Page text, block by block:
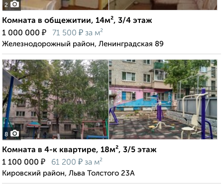
2
Комната в общежитии, 14м², 3/4 этаж
1 000 000 ₽ 71 500 ₽ за м²
Железнодорожный район, Ленинградская 89
8
Комната в 4-к квартире, 18м², 3/5 этаж
1 100 000 ₽ 61 200 ₽ за м²
Кировский район, Льва Толстого 23А